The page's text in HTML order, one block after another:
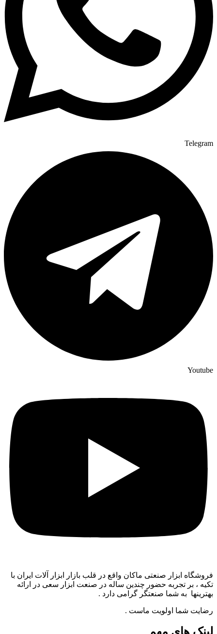
Telegram
Youtube
فروشگاه ابزار صنعتی ماکان واقع در قلب بازار ابزار آلات ایران با
تکیه ، بر تجربه حضور چندین ساله در صنعت ابزار سعی در ارائه
بهترینها به شما صنعتگر گرامی دارد .
رضایت شما اولویت ماست .
لینک های مهم